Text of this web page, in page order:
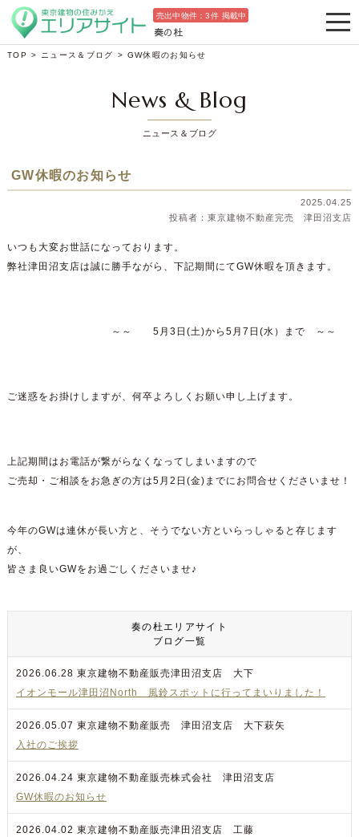
奏の杜
売出中物件：3 件 掲載中
TOP > ニュース＆ブログ > GW休暇のお知らせ
News & Blog
ニュース＆ブログ
GW休暇のお知らせ
2025.04.25
東京建物不動産完売 津田沼支店
いつも大変お世話になっております。
弊社津田沼支店は誠に勝手ながら、下記期間にてGW休暇を頂きます。
～～ 5月3日(土)から5月7日(水）まで ～～
ご迷惑をお掛けしますが、何卒よろしくお願い申し上げます。
上記期間はお電話が繋がらなくなってしまいますので
ご売却・ご相談をお急ぎの方は5月2日(金)までにお問合せくださいませ！
今年のGWは連休が長い方と、そうでない方といらっしゃると存じます
が、
皆さま良いGWをお過ごしくださいませ♪
奏の杜エリアサイト
ブログ一覧
2026.06.28 東京建物不動産販売津田沼支店 大下
イオンモール津田沼North 風鈴スポットに行ってまいりました！
2026.05.07 東京建物不動産販売 津田沼支店 大下萩矢
入社のご挨拶
2026.04.24 東京建物不動産販売株式会社 津田沼支店
GW休暇のお知らせ
2026.04.02 東京建物不動産販売津田沼支店 工藤